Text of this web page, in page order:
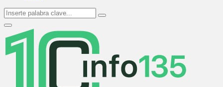
Search
for:
Search
Primary
Menu